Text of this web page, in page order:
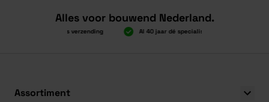
Alles voor bouwend Nederland.
Boven 2.000 gratis verzending Al 40 jaar dé specialist
Assortiment